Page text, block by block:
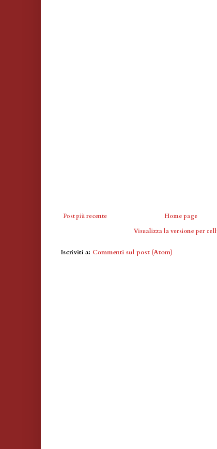
Post più recente
Home page
Visualizza la versione per
Iscriviti a: Commenti sul post (Atom)